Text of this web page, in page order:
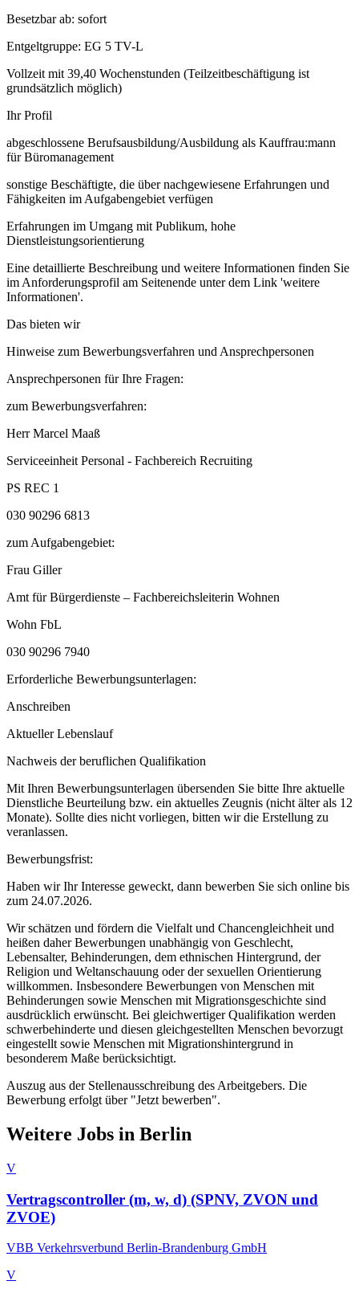
Besetzbar ab: sofort
Entgeltgruppe: EG 5 TV-L
Vollzeit mit 39,40 Wochenstunden (Teilzeitbeschäftigung ist
grundsätzlich möglich)
Ihr Profil
abgeschlossene Berufsausbildung/Ausbildung als Kauffrau:mann
für Büromanagement
sonstige Beschäftigte, die über nachgewiesene Erfahrungen und
Fähigkeiten im Aufgabengebiet verfügen
Erfahrungen im Umgang mit Publikum, hohe
Dienstleistungsorientierung
Eine detaillierte Beschreibung und weitere Informationen finden Sie
im Anforderungsprofil am Seitenende unter dem Link 'weitere
Informationen'.
Das bieten wir
Hinweise zum Bewerbungsverfahren und Ansprechpersonen
Ansprechpersonen für Ihre Fragen:
zum Bewerbungsverfahren:
Herr Marcel Maaß
Serviceeinheit Personal - Fachbereich Recruiting
PS REC 1
030 90296 6813
zum Aufgabengebiet:
Frau Giller
Amt für Bürgerdienste – Fachbereichsleiterin Wohnen
Wohn FbL
030 90296 7940
Erforderliche Bewerbungsunterlagen:
Anschreiben
Aktueller Lebenslauf
Nachweis der beruflichen Qualifikation
Mit Ihren Bewerbungsunterlagen übersenden Sie bitte Ihre aktuelle
Dienstliche Beurteilung bzw. ein aktuelles Zeugnis (nicht älter als 12
Monate). Sollte dies nicht vorliegen, bitten wir die Erstellung zu
veranlassen.
Bewerbungsfrist:
Haben wir Ihr Interesse geweckt, dann bewerben Sie sich online bis
zum 24.07.2026.
Wir schätzen und fördern die Vielfalt und Chancengleichheit und
heißen daher Bewerbungen unabhängig von Geschlecht,
Lebensalter, Behinderungen, dem ethnischen Hintergrund, der
Religion und Weltanschauung oder der sexuellen Orientierung
willkommen. Insbesondere Bewerbungen von Menschen mit
Behinderungen sowie Menschen mit Migrationsgeschichte sind
ausdrücklich erwünscht. Bei gleichwertiger Qualifikation werden
schwerbehinderte und diesen gleichgestellten Menschen bevorzugt
eingestellt sowie Menschen mit Migrationshintergrund in
besonderem Maße berücksichtigt.
Auszug aus der Stellenausschreibung des Arbeitgebers. Die
Bewerbung erfolgt über "Jetzt bewerben".
Weitere Jobs in Berlin
V
Vertragscontroller (m, w, d) (SPNV, ZVON und
ZVOE)
VBB Verkehrsverbund Berlin-Brandenburg GmbH
V